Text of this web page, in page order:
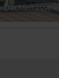
Dachterrasse